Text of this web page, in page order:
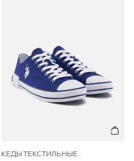
КЕДЫ ТЕКСТИЛЬНЫЕ